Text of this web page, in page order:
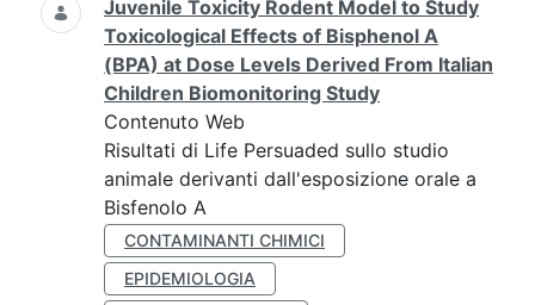
Juvenile Toxicity Rodent Model to Study
Toxicological Effects of Bisphenol A
(BPA) at Dose Levels Derived From Italian
Children Biomonitoring Study
Contenuto Web
Risultati di Life Persuaded sullo studio
animale derivanti dall'esposizione orale a
Bisfenolo A
CONTAMINANTI CHIMICI
EPIDEMIOLOGIA